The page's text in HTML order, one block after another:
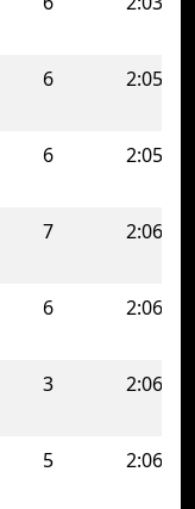
6
6
7
6
3
5